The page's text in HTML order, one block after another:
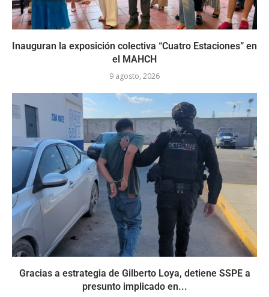
Inauguran la exposición colectiva “Cuatro Estaciones” en
el MAHCH
9 agosto, 2026
Gracias a estrategia de Gilberto Loya, detiene SSPE a
presunto implicado en...